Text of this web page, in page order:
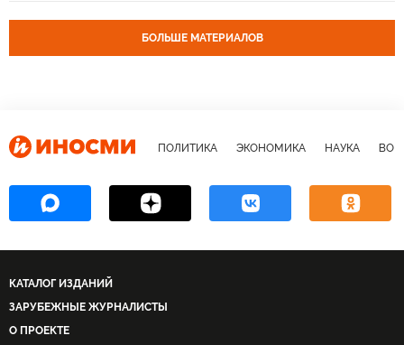
БОЛЬШЕ МАТЕРИАЛОВ
ПОЛИТИКА ЭКОНОМИКА НАУКА
КАТАЛОГ ИЗДАНИЙ
ЗАРУБЕЖНЫЕ ЖУРНАЛИСТЫ
О ПРОЕКТЕ